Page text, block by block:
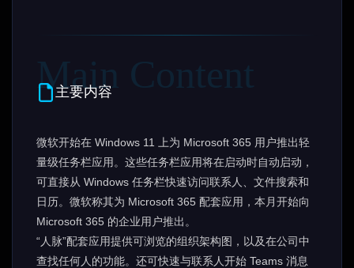
主要内容
微软开始在 Windows 11 上为 Microsoft 365 用户推出轻
量级任务栏应用。这些任务栏应用将在启动时自动启动，
可直接从 Windows 任务栏快速访问联系人、文件搜索和
日历。微软称其为 Microsoft 365 配套应用，本月开始向
Microsoft 365 的企业用户推出。
“人脉”配套应用提供可浏览的组织架构图，以及在公司中
查找任何人的功能。还可快速与联系人开始 Teams 消息